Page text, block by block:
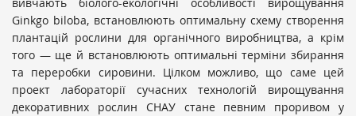
Ginkgo biloba, встановлюють оптимальну схему створення
плантацій рослини для органічного виробництва, а крім
того — ще й встановлюють оптимальні терміни збирання
та переробки сировини. Цілком можливо, що саме цей
проект лабораторії сучасних технологій вирощування
декоративних рослин СНАУ стане певним проривом у